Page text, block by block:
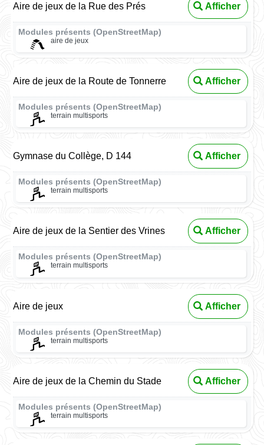
Aire de jeux de la Rue des Prés Afficher
Modules présents (OpenStreetMap)
aire de jeux
Aire de jeux de la Route de Tonnerre Afficher
Modules présents (OpenStreetMap)
terrain multisports
Gymnase du Collège, D 144 Afficher
Modules présents (OpenStreetMap)
terrain multisports
Aire de jeux de la Sentier des Vrines Afficher
Modules présents (OpenStreetMap)
terrain multisports
Aire de jeux Afficher
Modules présents (OpenStreetMap)
terrain multisports
Aire de jeux de la Chemin du Stade Afficher
Modules présents (OpenStreetMap)
terrain multisports